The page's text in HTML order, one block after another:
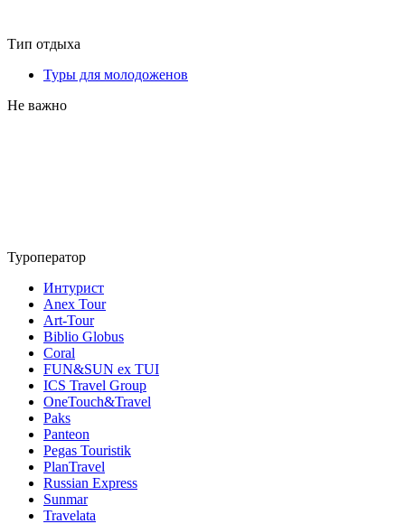
Тип отдыха
Туры для молодоженов
Не важно
Туроператор
Интурист
Anex Tour
Art-Tour
Biblio Globus
Coral
FUN&SUN ex TUI
ICS Travel Group
OneTouch&Travel
Paks
Panteon
Pegas Touristik
PlanTravel
Russian Express
Sunmar
Travelata